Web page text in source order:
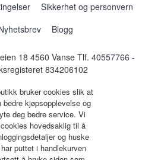
Sikkerhet og personvern
Blogg
18 4560 Vanse Tlf. 40557766 -
834206102
bruker cookies slik at
bedre kjøpsopplevelse og
deg bedre service. Vi
hovedsaklig til å
og huske
puttet i handlekurven